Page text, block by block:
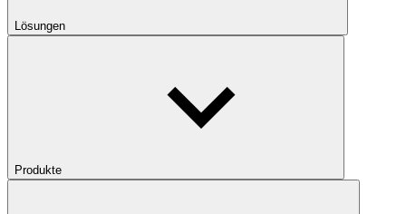
Lösungen
Produkte